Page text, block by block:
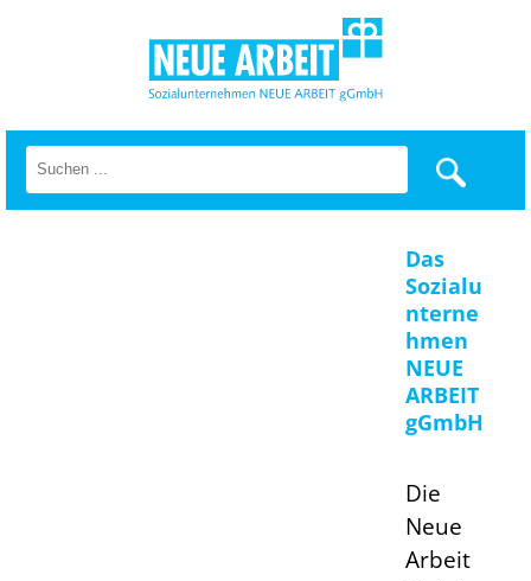
Das
Sozialu
nterne
hmen
NEUE
ARBEIT
gGmbH
Die
Neue
Arbeit